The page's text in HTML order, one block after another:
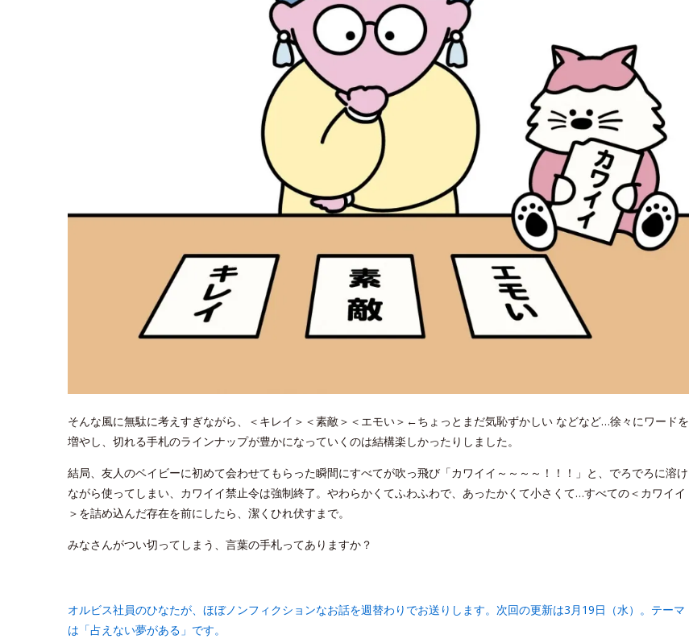
そんな風に無駄に考えすぎながら、＜キレイ＞＜素敵＞＜エモい＞←ちょっとまだ気恥ずかしい などなど…徐々にワードを
増やし、切れる手札のラインナップが豊かになっていくのは結構楽しかったりしました。
結局、友人のベイビーに初めて会わせてもらった瞬間にすべてが吹っ飛び「カワイイ～～～～！！！」と、でろでろに溶け
ながら使ってしまい、カワイイ禁止令は強制終了。やわらかくてふわふわで、あったかくて小さくて…すべての＜カワイイ
＞を詰め込んだ存在を前にしたら、潔くひれ伏すまで。
みなさんがつい切ってしまう、言葉の手札ってありますか？
オルビス社員のひなたが、ほぼノンフィクションなお話を週替わりでお送りします。次回の更新は3月19日（水）。テーマ
は「占えない夢がある」です。